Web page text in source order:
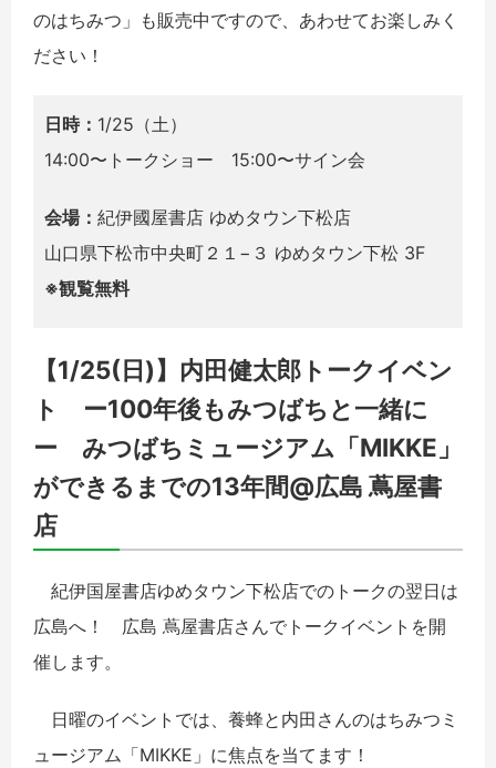
のはちみつ」も販売中ですので、あわせてお楽しみく
ださい！
日時： 1/25（土）
14:00〜トークショー 15:00〜サイン会
会場： 紀伊國屋書店 ゆめタウン下松店
山口県下松市中央町２１−３ ゆめタウン下松 3F
※観覧無料
【1/25(日)】内田健太郎トークイベン
ト ー100年後もみつばちと一緒に
ー みつばちミュージアム「MIKKE」
ができるまでの13年間@広島 蔦屋書
店
紀伊国屋書店ゆめタウン下松店でのトークの翌日は
広島へ！ 広島 蔦屋書店さんでトークイベントを開
催します。
日曜のイベントでは、養蜂と内田さんのはちみつミ
ュージアム「MIKKE」に焦点を当てます！